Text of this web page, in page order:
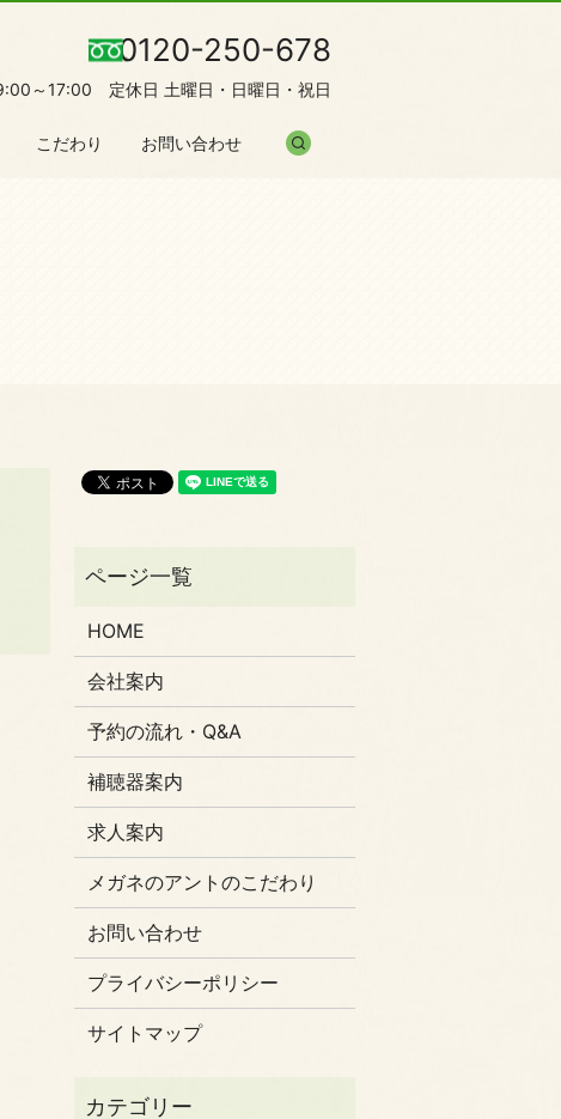
0120-250-678
～17:00 定休日 土曜日・日曜日・祝日
こだわり お問い合わせ
HOME
会社案内
予約の流れ・Q&A
補聴器案内
求人案内
メガネのアントのこだわり
お問い合わせ
プライバシーポリシー
サイトマップ